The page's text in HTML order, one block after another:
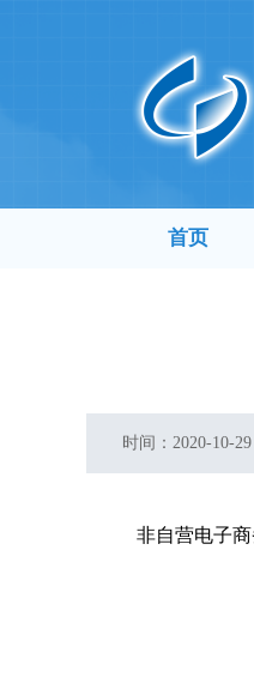
首页
时间： 2020-10-
非自营电子